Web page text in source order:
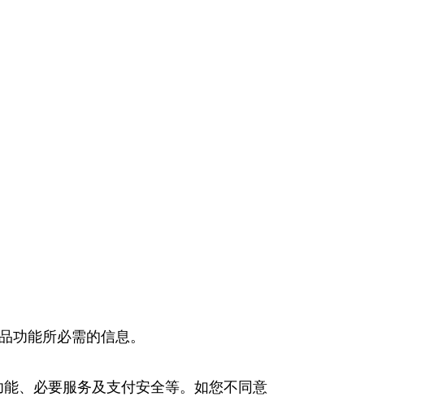
能所必需的信息。
、必要服务及支付安全等。如您不同意